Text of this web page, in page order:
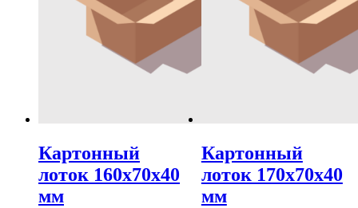
Картонный
лоток 160х70х40
мм
Картонный
лоток 170х70х40
мм